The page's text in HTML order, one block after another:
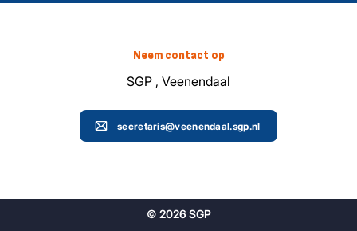
Neem contact op
SGP , Veenendaal
secretaris@veenendaal.sgp.nl
© 2026 SGP